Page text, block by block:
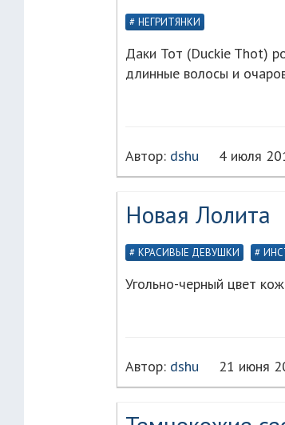
НЕГРИТЯНКИ
Даки Тот (Duckie Thot)
длинные волосы и
Автор: dshu 4 июля
Новая Лолита
КРАСИВЫЕ ДЕВУШКИ
Угольно-черный цвет
Автор: dshu 21 июня